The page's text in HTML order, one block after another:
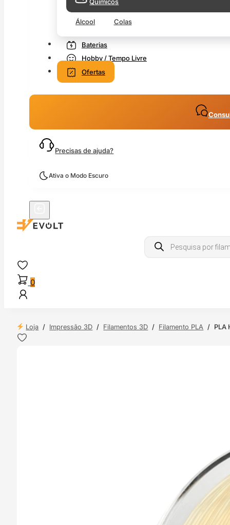
Químicos
Álcool Colas
Baterias
Hobby / Tempo Livre
Ofertas
Precisas de ajuda?
Ativa o Modo Escuro
Products
search
0
Loja / Impressão 3D / Filamentos 3D / Filamento PLA / PLA